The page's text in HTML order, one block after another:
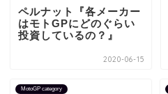
ペルナット『各メーカー
はモトGPにどのぐらい
投資しているの？』
2020-06-15
MotoGP category